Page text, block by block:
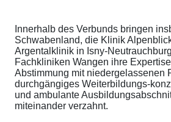
Innerhalb des Verbunds bringen
Schwabenland, die Klinik
Argentalklinik in Isny-
Fachkliniken Wangen ihre
Abstimmung mit niedergelassenen
durchgängiges Weiterbildungs-
und ambulante
miteinander verzahnt.